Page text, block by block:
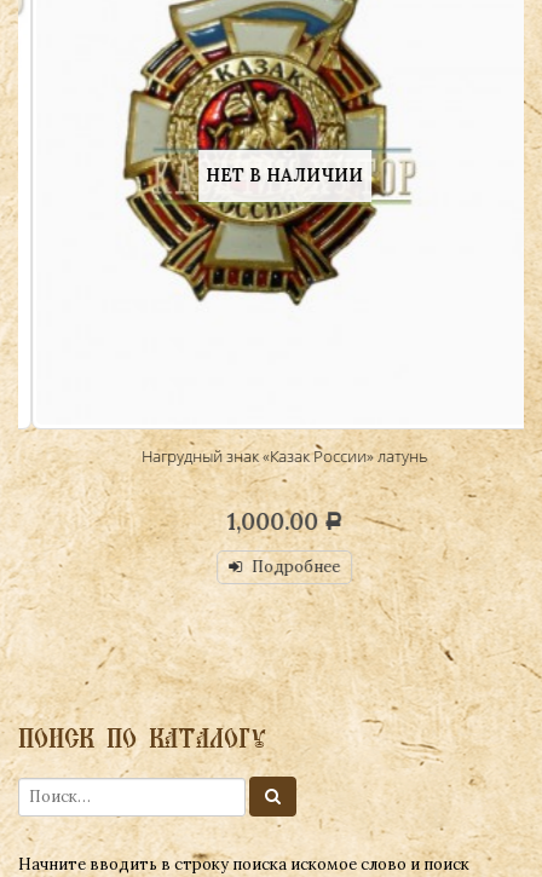
НЕТ В НАЛИЧИИ
Нагрудный знак «Казак России» латунь
1,000.00Р
Подробнее
ПОИСК ПО КАТАЛОГУ
Начните вводить в строку поиска искомое слово и поиск